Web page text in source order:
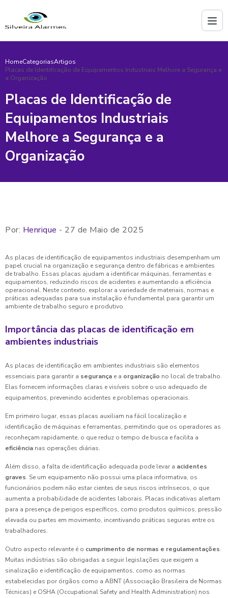
HomeCategoriasArtigos
Placas de Identificação de Equipamentos Industriais Melhore a Segurança e
a Organização
Placas de Identificação de
Equipamentos Industriais
Melhore a Segurança e a
Organização
Por: Henrique - 27 de Maio de 2025
As placas de identificação de equipamentos industriais desempenham um
papel crucial na organização e segurança dentro de fábricas e ambientes
de trabalho. Essas placas ajudam a identificar máquinas, ferramentas e
equipamentos, reduzindo riscos de acidentes e aumentando a eficiência
operacional. Neste contexto, explorar a variedade de materiais, normas e
práticas adequadas para sua instalação é fundamental para garantir um
ambiente de trabalho seguro e produtivo.
Importância das placas de identificação em
ambientes industriais
As placas de identificação em ambientes industriais são elementos
essenciais para garantir a segurança e a organização no local de trabalho.
Elas fornecem informações claras e visíveis sobre o uso adequado de
equipamentos, prevenindo acidentes e problemas operacionais.
Em primeiro lugar, essas placas auxiliam na fácil localização e
identificação de máquinas e ferramentas, permitindo que os operadores as
reconheçam rapidamente, o que reduz o tempo de busca e facilita a
eficiência nas operações diárias.
Além disso, a falta de identificação adequada pode levar a acidentes
graves. Se um equipamento não possui uma placa informativa, os
funcionários podem não estar cientes de seus riscos intrínsecos, o que
aumenta a probabilidade de acidentes laborais. Placas indicativas alertam
para a presença de perigos específicos, como produtos químicos, pressão
elevada ou partes em movimento, incentivando práticas seguras entre os
trabalhadores.
Outro aspecto relevante é o cumprimento de normas e regulamentações.
Muitas indústrias são obrigadas a seguir legislações que exigem a
sinalização e identificação de equipamentos, como as normas
estabelecidas por órgãos como a ABNT (Associação Brasileira de Normas
Técnicas) e OSHA (Occupational Safety and Health Administration) nos